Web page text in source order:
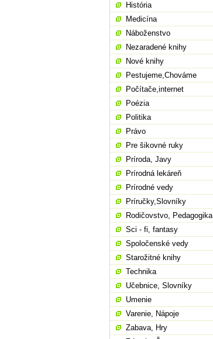
História
Medicína
Náboženstvo
Nezaradené knihy
Nové knihy
Pestujeme,Chováme
Počítače,internet
Poézia
Politika
Právo
Pre šikovné ruky
Príroda, Javy
Prírodná lekáreň
Prírodné vedy
Príručky,Slovníky
Rodičovstvo, Pedagogika
Sci - fi, fantasy
Spoločenské vedy
Starožitné knihy
Technika
Učebnice, Slovníky
Umenie
Varenie, Nápoje
Zabava, Hry